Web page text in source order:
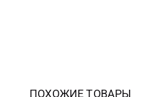
ПОХОЖИЕ ТОВАРЫ